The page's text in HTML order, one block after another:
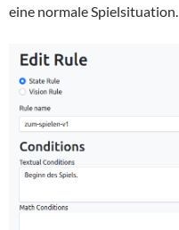
eine normale Spielsituation.